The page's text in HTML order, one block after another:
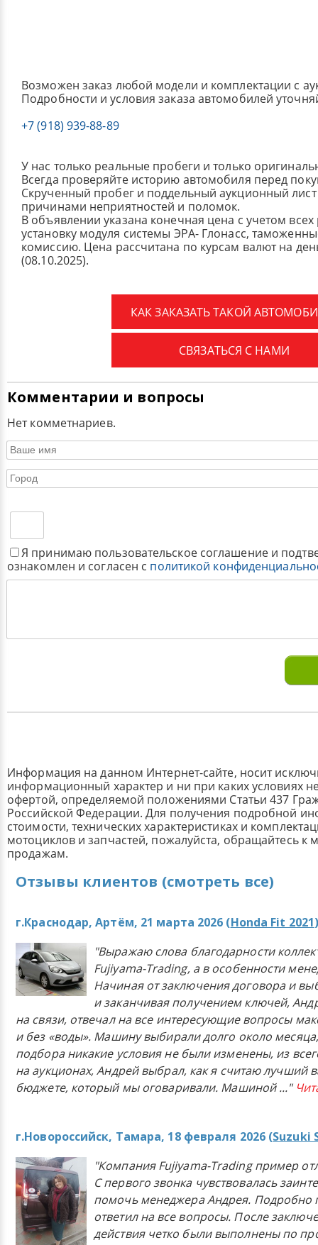
Возможен заказ любой модели и комплектации с
Подробности и условия заказа автомобилей
+7 (918) 939-88-89
У нас только реальные пробеги и только
Всегда проверяйте историю автомобиля перед
Скрученный пробег и поддельный аукционный лист
причинами неприятностей и поломок.
В объявлении указана конечная цена с учетом
установку модуля системы ЭРА- Глонасс,
комиссию. Цена рассчитана по курсам валют на
(08.10.2025).
КАК ЗАКАЗАТЬ ТАКОЙ
СВЯЗАТЬСЯ С НАМИ
Комментарии и вопросы
Нет комметнариев.
Я принимаю пользовательское соглашение и
ознакомлен и согласен с политикой
Информация на данном Интернет-сайте, носит
информационный характер и ни при каких условиях
офертой, определяемой положениями Статьи 437
Российской Федерации. Для получения подробной
стоимости, технических характеристиках и
мотоциклов и запчастей, пожалуйста, обращайтесь к
продажам.
Отзывы клиентов (смотреть все)
г.Краснодар, Артём, 21 марта 2026 (Honda Fit 2021
"Выражаю слова благодарности
Fujiyama-Trading, а в особенности
Начиная от заключения договора и
и заканчивая получением ключей,
на связи, отвечал на все интересующие вопросы
и без «воды». Машину выбирали долго около
подбора никакие условия не были изменены, из
на аукционах, Андрей выбрал, как я считаю лучший
бюджете, который мы оговаривали. Машиной..."
г.Новороссийск, Тамара, 18 февраля 2026 (Suzuki
"Компания Fujiyama-Trading пример
С первого звонка чувствовалась
помочь менеджера Андрея. Подробно
ответил на все вопросы. После
действия четко были выполнены по